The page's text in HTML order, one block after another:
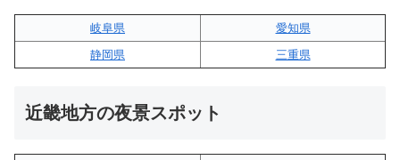
岐阜県
愛知県
静岡県
三重県
近畿地方の夜景スポット